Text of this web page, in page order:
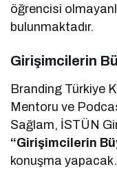
öğrencisi
bulunmaktadır.
Girişimcilerin
Branding Türkiye
Mentoru ve
Sağlam, İSTÜN
“Girişimcilerin
konuşma